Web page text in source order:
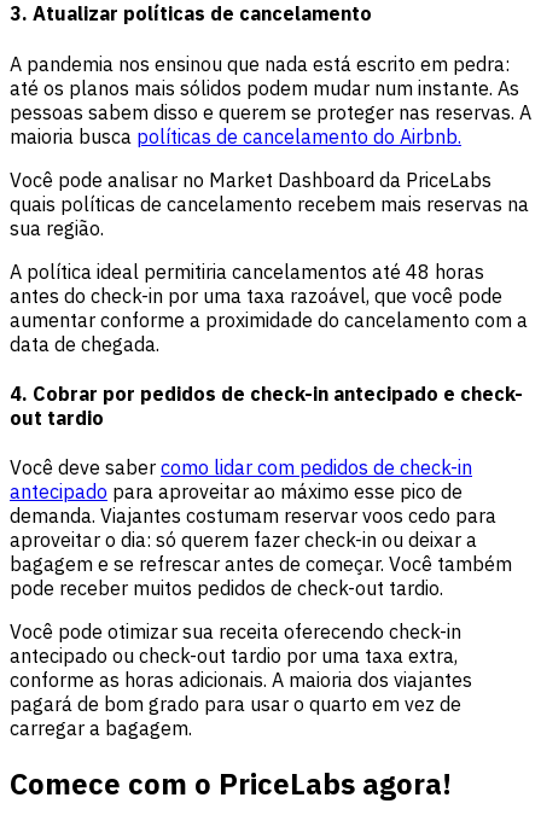
3. Atualizar políticas de cancelamento
A pandemia nos ensinou que nada está escrito em pedra:
até os planos mais sólidos podem mudar num instante. As
pessoas sabem disso e querem se proteger nas reservas. A
maioria busca políticas de cancelamento do Airbnb.
Você pode analisar no Market Dashboard da PriceLabs
quais políticas de cancelamento recebem mais reservas na
sua região.
A política ideal permitiria cancelamentos até 48 horas
antes do check-in por uma taxa razoável, que você pode
aumentar conforme a proximidade do cancelamento com a
data de chegada.
4. Cobrar por pedidos de check-in antecipado e check-
out tardio
Você deve saber como lidar com pedidos de check-in
antecipado para aproveitar ao máximo esse pico de
demanda. Viajantes costumam reservar voos cedo para
aproveitar o dia: só querem fazer check-in ou deixar a
bagagem e se refrescar antes de começar. Você também
pode receber muitos pedidos de check-out tardio.
Você pode otimizar sua receita oferecendo check-in
antecipado ou check-out tardio por uma taxa extra,
conforme as horas adicionais. A maioria dos viajantes
pagará de bom grado para usar o quarto em vez de
carregar a bagagem.
Comece com o PriceLabs agora!